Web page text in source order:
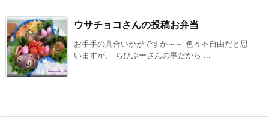
ウサチョコさんの投稿お弁当
お手手の具合いかがですか～～ 色々不自由だと思
いますが、 ちびぶーさんの事だから ...